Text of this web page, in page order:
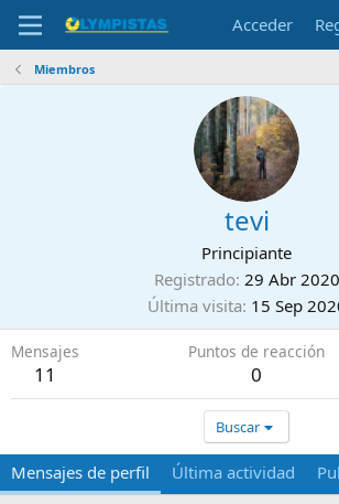
Acceder
Miembros
tevi
Principiante
Registrado 29 Abr 2020
Última visita 15 Sep
Mensajes
11
Puntos de reacción
0
Buscar
Mensajes de perfil Última actividad